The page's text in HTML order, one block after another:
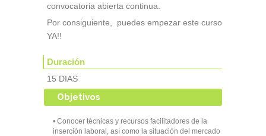
convocatoria abierta continua.
Por consiguiente, puedes empezar este curso
YA!!
Duración
15 DIAS
Objetivos
• Conocer técnicas y recursos facilitadores de la
inserción laboral, así como la situación del mercado